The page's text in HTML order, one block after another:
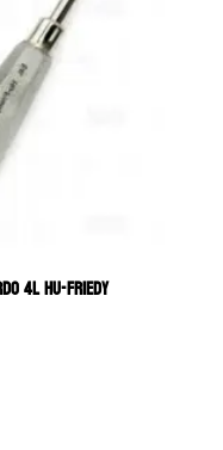
4L HU-FRIEDY